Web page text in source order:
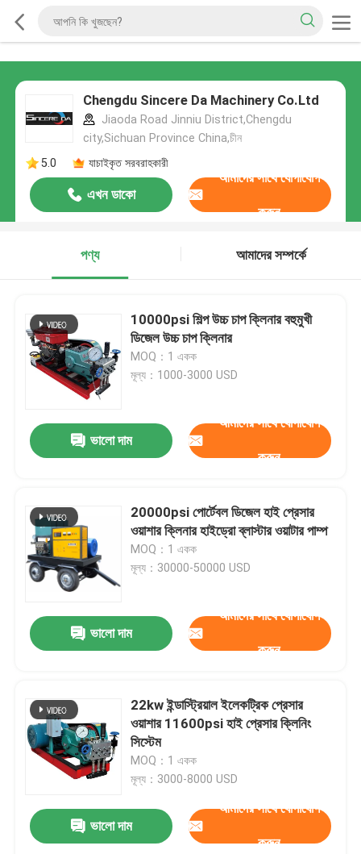
Chengdu Sincere Da Machinery Co.Ltd
Jiaoda Road Jinniu District,Chengdu
city,Sichuan Province China,চীন
5.0
যাচাইকৃত সরবরাহকারী
এখন ডাকো
আমাদের সাথে যোগাযোগ
করুন
পণ্য আমাদের সম্পর্কে
10000psi শিল্প উচ্চ চাপ ক্লিনার বহুমুখী
ডিজেল উচ্চ চাপ ক্লিনার
MOQ：1 একক
মূল্য：1000-3000 USD
ভালো দাম
আমাদের সাথে যোগাযোগ
করুন
20000psi পোর্টেবল ডিজেল হাই প্রেসার
ওয়াশার ক্লিনার হাইড্রো ব্লাস্টার ওয়াটার পাম্প
MOQ：1 একক
মূল্য：30000-50000 USD
ভালো দাম
আমাদের সাথে যোগাযোগ
করুন
22kw ইন্ডাস্ট্রিয়াল ইলেকট্রিক প্রেসার
ওয়াশার 11600psi হাই প্রেসার ক্লিনিং
সিস্টেম
MOQ：1 একক
মূল্য：3000-8000 USD
ভালো দাম
আমাদের সাথে যোগাযোগ
করুন